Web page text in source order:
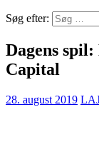
Søg efter:
Dagens
Capital
28. august 2019